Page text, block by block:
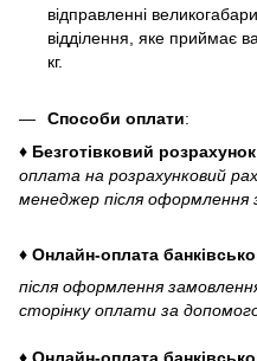
відправленні
відділення, яке приймає
кг.
Способи оплати:
♦ Безготівковий
оплата на розрахунковий
менеджер після оформлення
♦ Онлайн-оплата
після оформлення
сторінку оплати за